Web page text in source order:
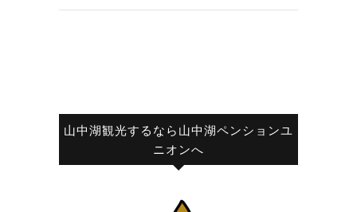
山中湖観光するなら山中湖ペンションユ
ニオンへ